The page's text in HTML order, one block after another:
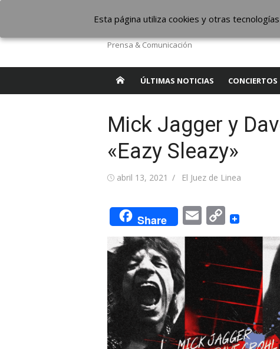
contenido
The Borderline Music
Prensa & Comunicación
ÚLTIMAS NOTICIAS CONCIERTOS
Mick Jagger y
«Eazy Sleazy»
Publicada
abril 13, 2021 Autor
El Juez de Linea
Share EmailCopy
Link
Esta página utiliza cookies y otras